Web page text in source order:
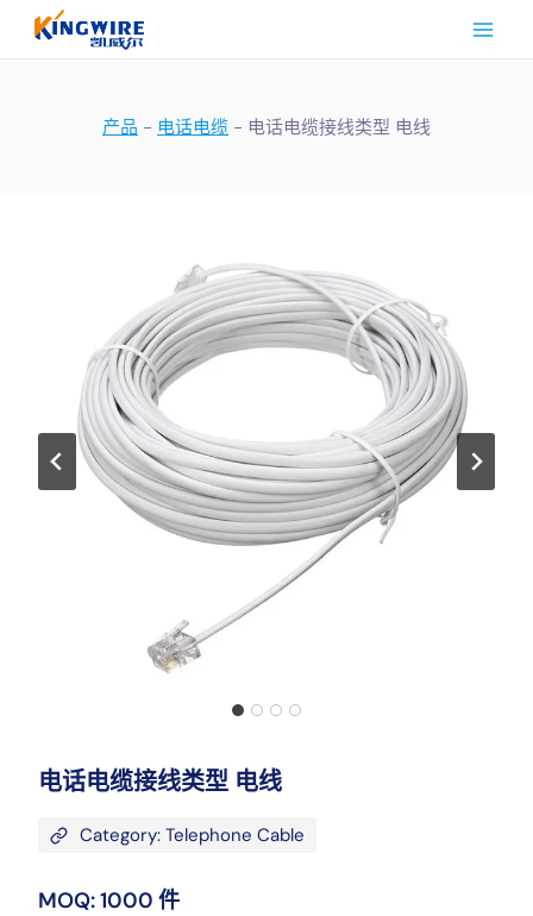
产品 - 电话电缆 - 电话电缆接线类型 电线
电话电缆接线类型 电线
Category: Telephone Cable
MOQ: 1000 件